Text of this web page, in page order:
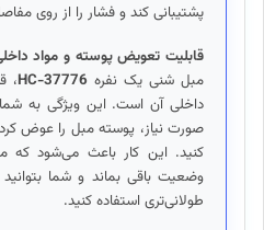
پشتیبانی کند و فشار را از روی
قابلیت تعویض پوسته و مواد
مبل شنی یک نفره HC-37776،
داخلی آن است. این ویژگی به
صورت نیاز، پوسته مبل را عوض
کنید. این کار باعث می‌شود که
وضعیت باقی بماند و شما
طولانی‌تری استفاده کنید.